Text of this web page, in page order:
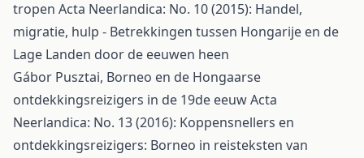
tropen Acta Neerlandica: No. 10 (2015): Handel,
migratie, hulp - Betrekkingen tussen Hongarije en de
Lage Landen door de eeuwen heen
Gábor Pusztai, Borneo en de Hongaarse
ontdekkingsreizigers in de 19de eeuwActa
Neerlandica: No. 13 (2016): Koppensnellers en
ontdekkingsreizigers: Borneo in reisteksten van